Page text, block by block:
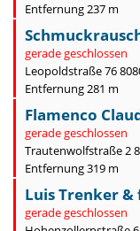
Entfernung 237 m
gerade geschlossen
Leopoldstraße 76
Entfernung 281 m
Flamenco
gerade geschlossen
Trautenwolfstraße 2
Entfernung 319 m
Luis Trenker &
gerade geschlossen